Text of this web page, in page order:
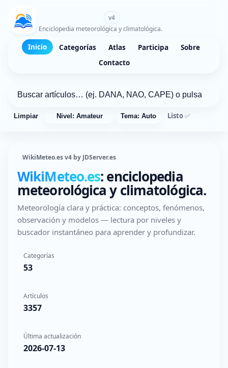
v4
Enciclopedia meteorológica y climatológica.
Inicio Categorías Atlas Participa
Sobre
Contacto
Limpiar Nivel: Amateur Tema: Auto Listo ✅
WikiMeteo.es v4 by JDServer.es
WikiMeteo.es: enciclopedia
meteorológica y climatológica.
Meteorología clara y práctica: conceptos, fenómenos,
observación y modelos — lectura por niveles y
buscador instantáneo para aprender y profundizar.
Categorías
53
Artículos
3357
Última actualización
2026-07-13